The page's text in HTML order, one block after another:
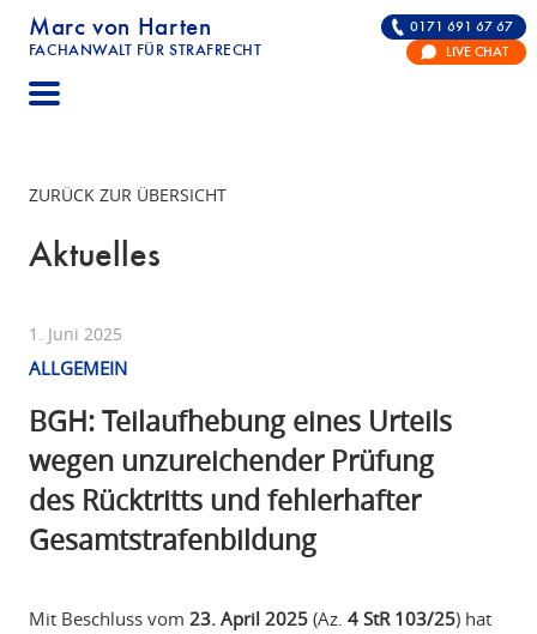
Marc von Harten
FACHANWALT FÜR STRAFRECHT
STRAFRECHT | RECHTSANWALT FÜR DIE
0171 691 67 67
LIVE CHAT
ZURÜCK ZUR ÜBERSICHT
Aktuelles
1. Juni 2025
ALLGEMEIN
BGH: Teilaufhebung eines Urteils
wegen unzureichender Prüfung
des Rücktritts und fehlerhafter
Gesamtstrafenbildung
Mit Beschluss vom 23. April 2025(Az. 4 StR 103/25) hat